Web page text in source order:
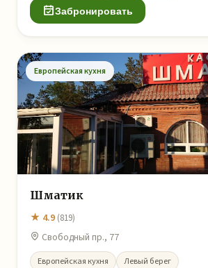
Забронировать
Европейская кухня
Шматик
★ 4.9 (819)
Свободный пр., 77
Европейская кухня Левый берег